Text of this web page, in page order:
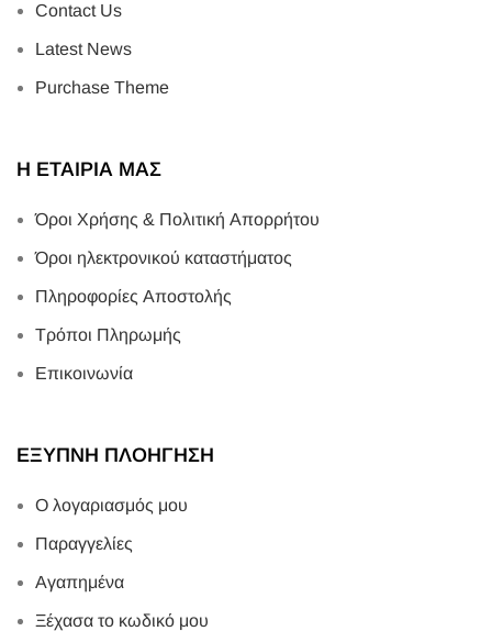
Contact Us
Latest News
Purchase Theme
Η ΕΤΑΙΡΙΑ ΜΑΣ
Όροι Χρήσης & Πολιτική Απορρήτου
Όροι ηλεκτρονικού καταστήματος
Πληροφορίες Αποστολής
Τρόποι Πληρωμής
Επικοινωνία
ΕΞΥΠΝΗ ΠΛΟΗΓΗΣΗ
Ο λογαριασμός μου
Παραγγελίες
Αγαπημένα
Ξέχασα το κωδικό μου